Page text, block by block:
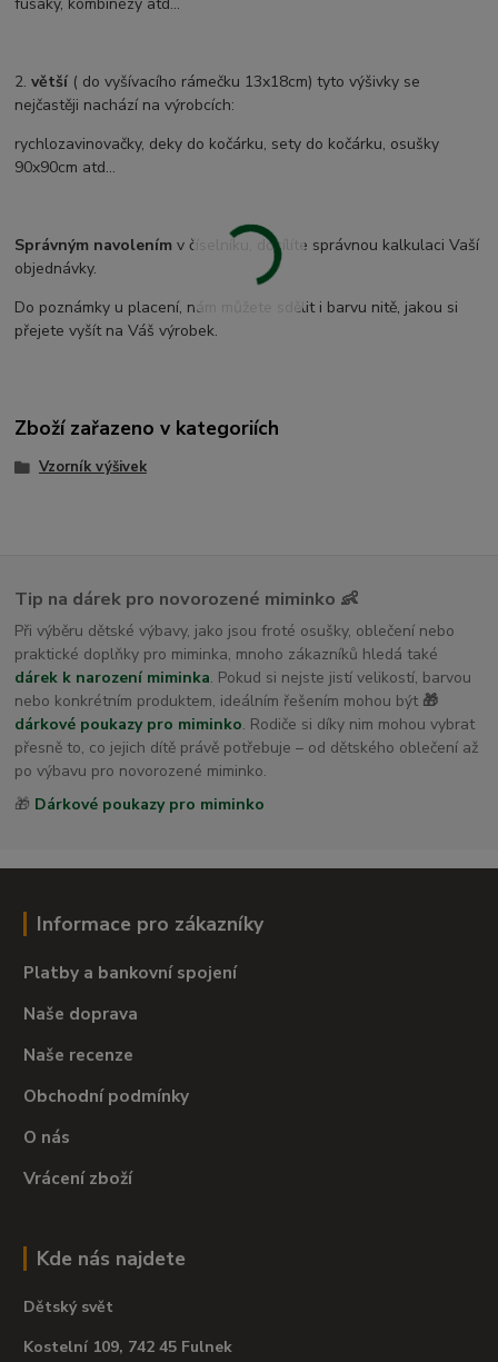
2.větší ( do vyšívacího rámečku 13x18cm) tyto výšivky se
nejčastěji nachází na výrobcích:
rychlozavinovačky, deky do kočárku, sety do kočárku, osušky
90x90cm atd...
Správným navolením v číselníku, docílíte správnou kalkulaci Vaší
objednávky.
Do poznámky u placení, nám můžete sdělit i barvu nitě, jakou si
přejete vyšít na Váš výrobek.
Zboží zařazeno v kategoriích
Vzorník výšivek
Tip na dárek pro novorozené miminko 👶
Při výběru dětské výbavy, jako jsou froté osušky, oblečení nebo
praktické doplňky pro miminka, mnoho zákazníků hledá také
dárek k narození miminka. Pokud si nejste jistí velikostí, barvou
nebo konkrétním produktem, ideálním řešením mohou být 🎁
dárkové poukazy pro miminko. Rodiče si díky nim mohou vybrat
přesně to, co jejich dítě právě potřebuje – od dětského oblečení až
po výbavu pro novorozené miminko.
🎁 Dárkové poukazy pro miminko
Informace pro zákazníky
Platby a bankovní spojení
Naše doprava
Naše recenze
Obchodní podmínky
O nás
Vrácení zboží
Kde nás najdete
Dětský svět
Kostelní 109, 742 45 Fulnek